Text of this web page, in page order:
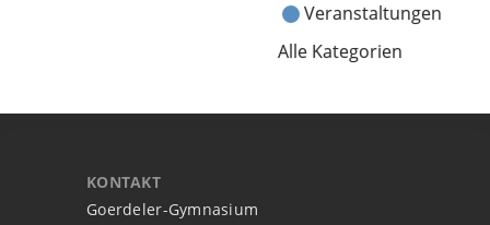
Veranstaltungen
Alle Kategorien
KONTAKT
Goerdeler-Gymnasium